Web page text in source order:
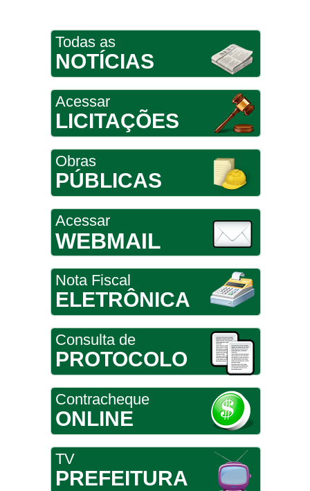
Todas as
NOTÍCIAS
Acessar
LICITAÇÕES
Obras
PÚBLICAS
Acessar
WEBMAIL
Nota Fiscal
ELETRÔNICA
Consulta de
PROTOCOLO
Contracheque
ONLINE
TV
PREFEITURA